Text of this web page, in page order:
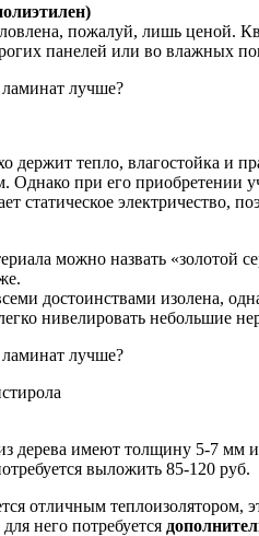
пожалуй, лишь ценой.
панелей или во влажных
держит тепло, влагостойка и
Однако при его приобретении
статическое электричество,
можно назвать «золотой
достоинствами изолена,
нивелировать небольшие
дерева имеют толщину 5-7 мм
выложить 85-120 руб.
отличным теплоизолятором,
него потребуется